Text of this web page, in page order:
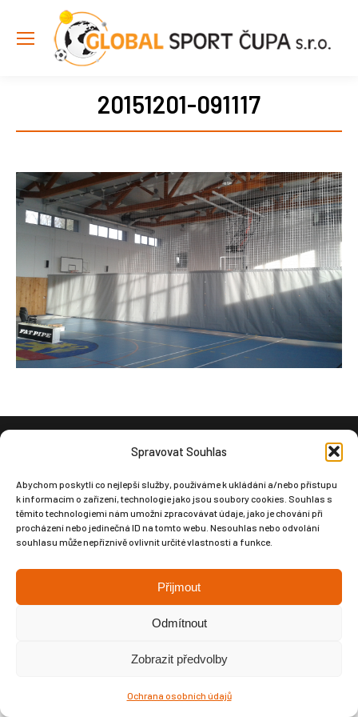
Spravovat Souhlas
Abychom poskytli co nejlepší služby, používáme k ukládání a/nebo přístupu
k informacím o zařízení, technologie jako jsou soubory cookies. Souhlas s
těmito technologiemi nám umožní zpracovávat údaje, jako je chování při
procházení nebo jedinečná ID na tomto webu. Nesouhlas nebo odvolání
souhlasu může nepříznivě ovlivnit určité vlastnosti a funkce.
Přijmout
Odmítnout
Zobrazit předvolby
Ochrana osobních údajů
20151201-091117
Tvorba webových stráneka
SEO